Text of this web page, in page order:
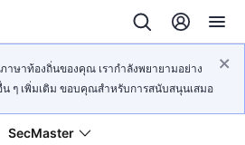
าษาท้องถิ่นของคุณ เรากำลังพยายามอย่าง
น ๆ เพิ่มเติม ขอบคุณสำหรับการสนับสนุนเสมอ
SecMaster